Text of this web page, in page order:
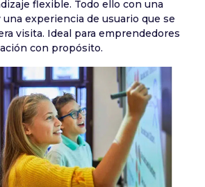
flexible. Todo ello con una
experiencia de usuario que se
visita. Ideal para emprendedores
con propósito.